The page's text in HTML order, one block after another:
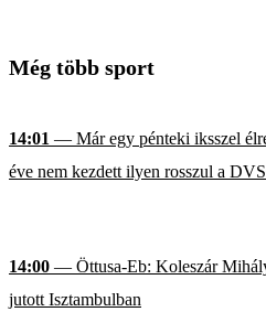
Még több sport
14:01 — Már egy pénteki iksszel
éve nem kezdett ilyen rosszul a
14:00 — Öttusa-Eb: Koleszár
jutott Isztambulban